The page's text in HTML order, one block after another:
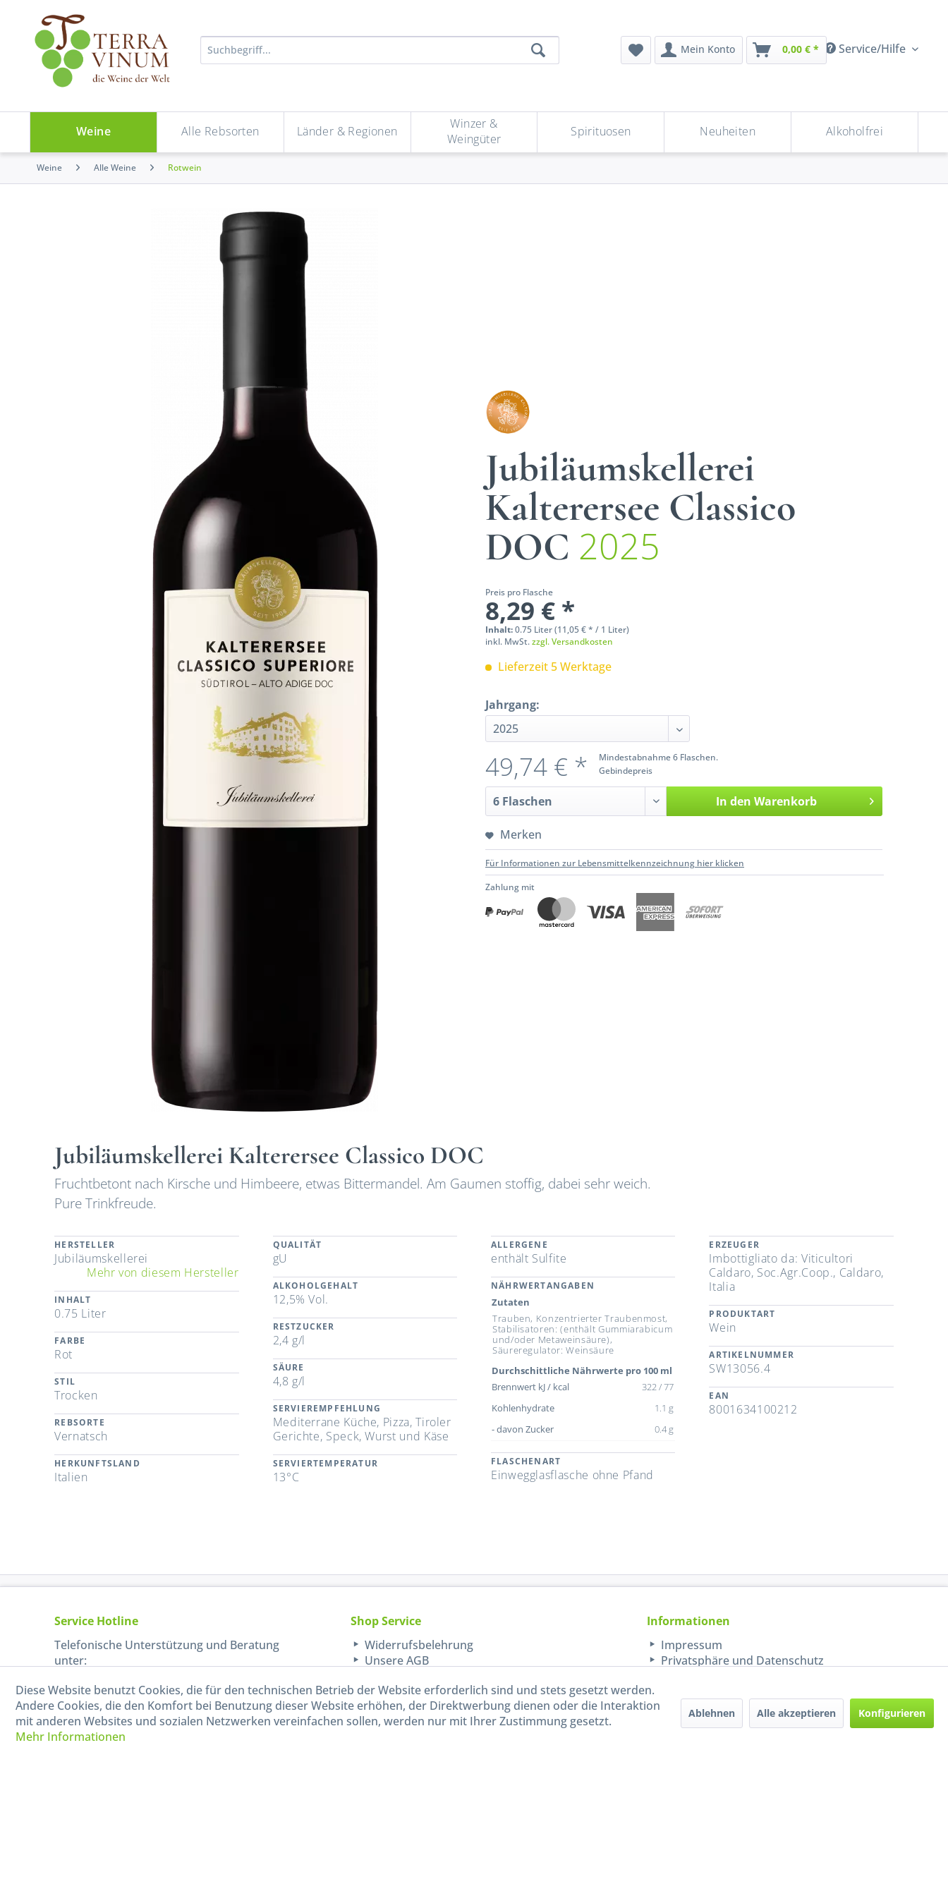
Service/Hilfe
Mein Konto 0,00 € *
Weine Alle Rebsorten Länder & Regionen
Winzer &
Weingüter
Spirituosen Neuheiten Alkoholfrei
Weine Alle Weine Rotwein
Jubiläumskellerei
Kalterersee Classico
DOC 2025
Preis pro Flasche
8,29 € *
Inhalt:0.75 Liter (11,05 € * / 1 Liter)
inkl. MwSt.zzgl. Versandkosten
Lieferzeit 5 Werktage
Jahrgang:
Mindestabnahme 6 Flaschen.
Gebindepreis
49,74 € *
In den Warenkorb
Merken
Für Informationen zur Lebensmittelkennzeichnung hier klicken
Zahlung mit
Jubiläumskellerei Kalterersee Classico DOC
Fruchtbetont nach Kirsche und Himbeere, etwas Bittermandel. Am Gaumen stoffig, dabei sehr weich.
Pure Trinkfreude.
HERSTELLER
Jubiläumskellerei
Mehr von diesem Hersteller
INHALT
0.75 Liter
FARBE
Rot
STIL
Trocken
REBSORTE
Vernatsch
HERKUNFTSLAND
Italien
QUALITÄT
gU
ALKOHOLGEHALT
12,5% Vol.
RESTZUCKER
2,4 g/l
SÄURE
4,8 g/l
SERVIEREMPFEHLUNG
Mediterrane Küche, Pizza, Tiroler
Gerichte, Speck, Wurst und Käse
SERVIERTEMPERATUR
13°C
ALLERGENE
enthält Sulfite
NÄHRWERTANGABEN
Zutaten
Trauben, Konzentrierter Traubenmost,
Stabilisatoren: (enthält Gummiarabicum
und/oder Metaweinsäure),
Säureregulator: Weinsäure
Durchschittliche Nährwerte pro 100 ml
Brennwert kJ / kcal
322 / 77
Kohlenhydrate
1.1 g
- davon Zucker
0.4 g
FLASCHENART
Einwegglasflasche ohne Pfand
ERZEUGER
Imbottigliato da: Viticultori
Caldaro, Soc.Agr.Coop., Caldaro,
Italia
PRODUKTART
Wein
ARTIKELNUMMER
SW13056.4
EAN
8001634100212
Service Hotline
Telefonische Unterstützung und Beratung
unter:
040-880 99 770
Mo-Fr, 09:00 - 15:00 Uhr
Shop Service
Widerrufsbelehrung
Unsere AGB
Informationen
Impressum
Privatsphäre und Datenschutz
Diese Website benutzt Cookies, die für den technischen Betrieb der Website erforderlich sind und stets gesetzt werden.
Andere Cookies, die den Komfort bei Benutzung dieser Website erhöhen, der Direktwerbung dienen oder die Interaktion
mit anderen Websites und sozialen Netzwerken vereinfachen sollen, werden nur mit Ihrer Zustimmung gesetzt.
Mehr Informationen
Ablehnen Alle akzeptieren Konfigurieren